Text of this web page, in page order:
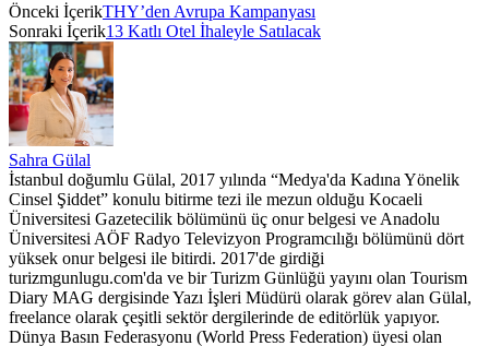
Önceki İçerikTHY’den Avrupa Kampanyası
Sonraki İçerik13 Katlı Otel İhaleyle Satılacak
Sahra Gülal
İstanbul doğumlu Gülal, 2017 yılında “Medya'da Kadına Yönelik
Cinsel Şiddet” konulu bitirme tezi ile mezun olduğu Kocaeli
Üniversitesi Gazetecilik bölümünü üç onur belgesi ve Anadolu
Üniversitesi AÖF Radyo Televizyon Programcılığı bölümünü dört
yüksek onur belgesi ile bitirdi. 2017'de girdiği
turizmgunlugu.com'da ve bir Turizm Günlüğü yayını olan Tourism
Diary MAG dergisinde Yazı İşleri Müdürü olarak görev alan Gülal,
freelance olarak çeşitli sektör dergilerinde de editörlük yapıyor.
Dünya Basın Federasyonu (World Press Federation) üyesi olan